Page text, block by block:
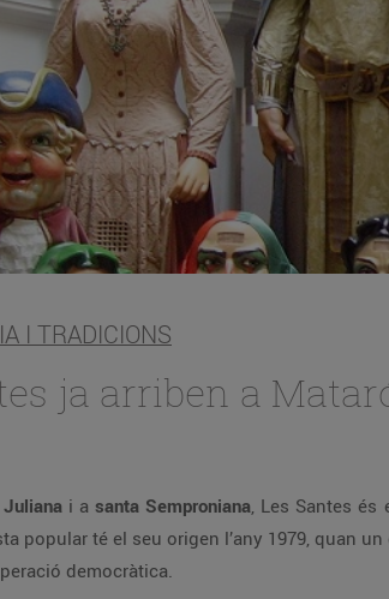
I TRADICIONS
ja arriben a
i a santa Semproniana, Les Santes
popular té el seu origen l’any 1979, quan
democràtica.